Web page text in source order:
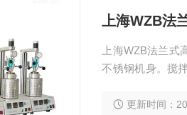
上海WZB法
上海WZB法兰
不锈钢机身。搅
更新时间：